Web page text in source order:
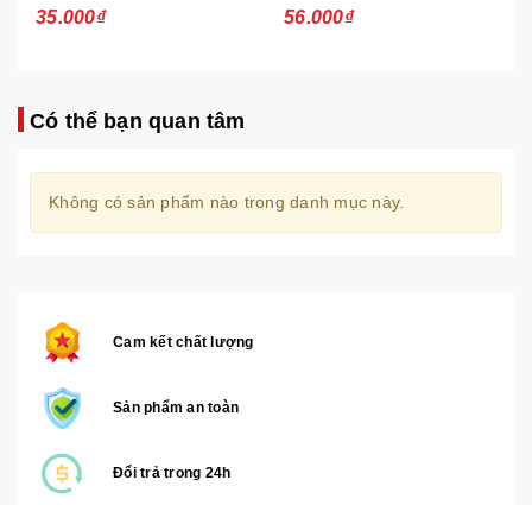
35.000₫ 56.000₫
Có thể bạn quan tâm
Không có sản phẩm nào trong danh mục này.
Cam kết chất lượng
Sản phẩm an toàn
Đổi trả trong 24h